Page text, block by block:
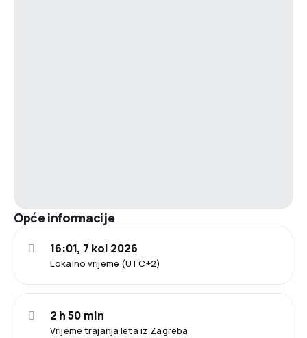
Opće informacije
Lokalno vrijeme (UTC+2)
16:01, 7 kol 2026
Vrijeme trajanja leta iz Zagreba
2 h 50 min